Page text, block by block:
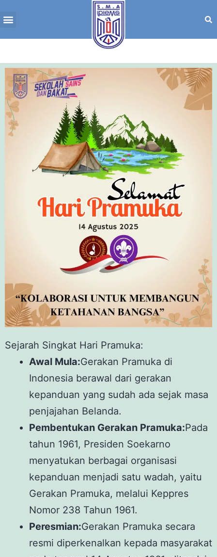
Sejarah Singkat Hari Pramuka:
Awal Mula:Gerakan Pramuka di
Indonesia berawal dari gerakan
kepanduan yang sudah ada sejak masa
penjajahan Belanda.
Pembentukan Gerakan Pramuka:Pada
tahun 1961, Presiden Soekarno
menyatukan berbagai organisasi
kepanduan menjadi satu wadah, yaitu
Gerakan Pramuka, melalui Keppres
Nomor 238 Tahun 1961.
Peresmian:Gerakan Pramuka secara
resmi diperkenalkan kepada masyarakat